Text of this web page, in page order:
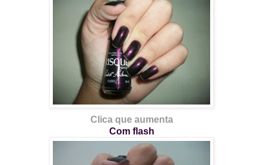
Clica que aumenta
Com flash